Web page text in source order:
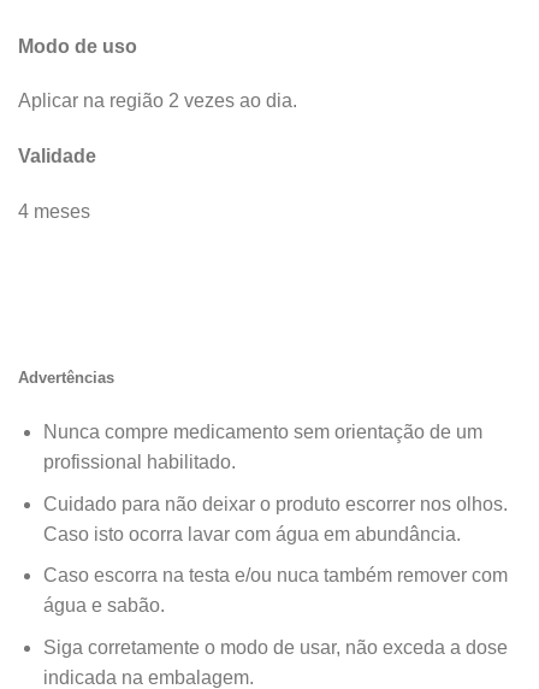
Modo de uso
Aplicar na região 2 vezes ao dia.
Validade
4 meses
Advertências
Nunca compre medicamento sem orientação de um
profissional habilitado.
Cuidado para não deixar o produto escorrer nos olhos.
Caso isto ocorra lavar com água em abundância.
Caso escorra na testa e/ou nuca também remover com
água e sabão.
Siga corretamente o modo de usar, não exceda a dose
indicada na embalagem.